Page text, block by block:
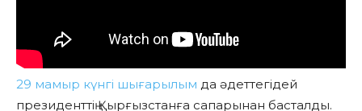
29 мамыр күнгі шығарылым да әдеттегідей
президенттің Қырғызстанға сапарынан басталды.